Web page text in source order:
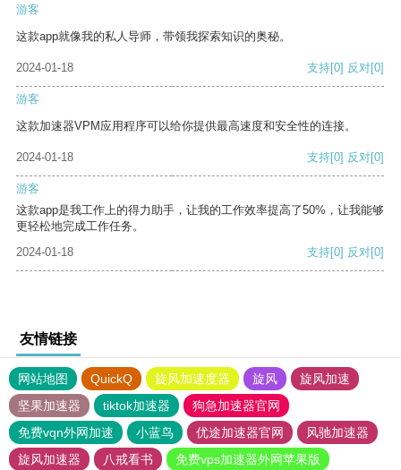
游客
这款app就像我的私人导师，带领我探索知识的奥秘。
2024-01-18 支持[0] 反对[0]
游客
这款加速器VPM应用程序可以给你提供最高速度和安全性的连接。
2024-01-18 支持[0] 反对[0]
游客
这款app是我工作上的得力助手，让我的工作效率提高了50%，让我能够
更轻松地完成工作任务。
2024-01-18
支持[0] 反对[0]
友情链接
网站地图 QuickQ 旋风加速度器 旋风
旋风加速
坚果加速器
tiktok加速器
狗急加速器官网
免费vqn外网加速
小蓝鸟 优途加速器官网
风驰加速器
旋风加速器
八戒看书
免费vps加速器外网苹果版